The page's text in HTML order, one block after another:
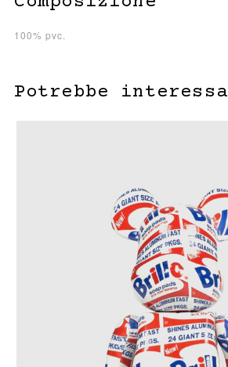
100% pvc.
Potrebbe